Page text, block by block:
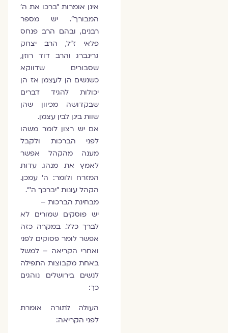
אינן אומרות "ברכו את ה'
המבורך". יש מספר
רבנים, ובהם הרב פנחס
פלאי ז"ל, הרב יצחק
גרינברג והרב דוד רוזן,
שסבורים שדווקא
כשנשים הן לעצמן אז הן
יכולות להגיד דברים
שבקדושה מכיוון שהן
שוות בינן לבין עצמן.
אם יש רצון לומר משהו
לפני הברכות ולקבל
מענה מהקהל אפשר
לאמץ את מנהג עדות
המזרח ולומר: ה' עמכן.
הקהל עונות "יברכך ה'".
מבחינת הברכות –
יש פוסקים שמורים לא
לברך כלל. במקרה כזה
אפשר לומר פסוקים לפני
ואחרי הקריאה – למשל
באחת מקבוצות התפילה
לנשים בירושלים נוהגים
כך:
העולה לתורה אומרת
לפני הקריאה: